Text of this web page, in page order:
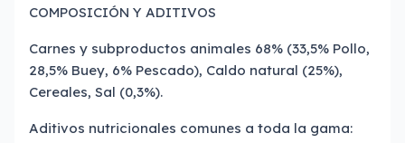
COMPOSICIÓN Y ADITIVOS
Carnes y subproductos animales 68% (33,5% Pollo,
28,5% Buey, 6% Pescado), Caldo natural (25%),
Cereales, Sal (0,3%).
Aditivos nutricionales comunes a toda la gama: